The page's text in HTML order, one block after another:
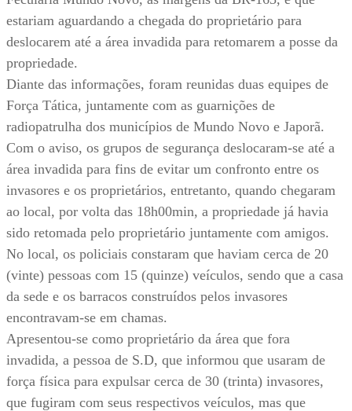
estariam aguardando a chegada do proprietário para
deslocarem até a área invadida para retomarem a posse da
propriedade.
Diante das informações, foram reunidas duas equipes de
Força Tática, juntamente com as guarnições de
radiopatrulha dos municípios de Mundo Novo e Japorã.
Com o aviso, os grupos de segurança deslocaram-se até a
área invadida para fins de evitar um confronto entre os
invasores e os proprietários, entretanto, quando chegaram
ao local, por volta das 18h00min, a propriedade já havia
sido retomada pelo proprietário juntamente com amigos.
No local, os policiais constaram que haviam cerca de 20
(vinte) pessoas com 15 (quinze) veículos, sendo que a casa
da sede e os barracos construídos pelos invasores
encontravam-se em chamas.
Apresentou-se como proprietário da área que fora
invadida, a pessoa de S.D, que informou que usaram de
força física para expulsar cerca de 30 (trinta) invasores,
que fugiram com seus respectivos veículos, mas que